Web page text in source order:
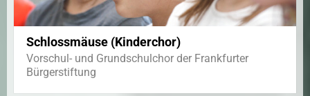
Schlossmäuse (Kinderchor)
Vorschul- und Grundschulchor der Frankfurter
Bürgerstiftung